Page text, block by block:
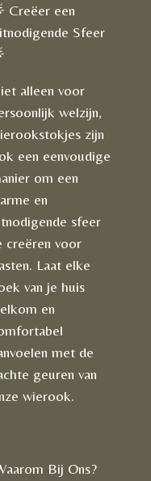
Creëer een
Sfeer
alleen voor
welzijn,
zijn
een eenvoudige
om een
en
sfeer
creëren voor
Laat elke
van je huis
en
met de
geuren van
wierook.
Bij Ons?